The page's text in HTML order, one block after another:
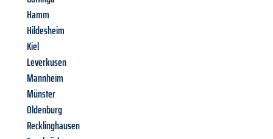
Hamm
Hildesheim
Kiel
Leverkusen
Mannheim
Münster
Oldenburg
Recklinghausen